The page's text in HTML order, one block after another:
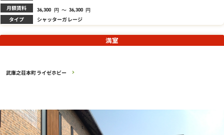
月額賃料 36,300 円 ～ 36,300 円
タイプ シャッターガレージ
武庫之荘本町ライゼホビー
満室